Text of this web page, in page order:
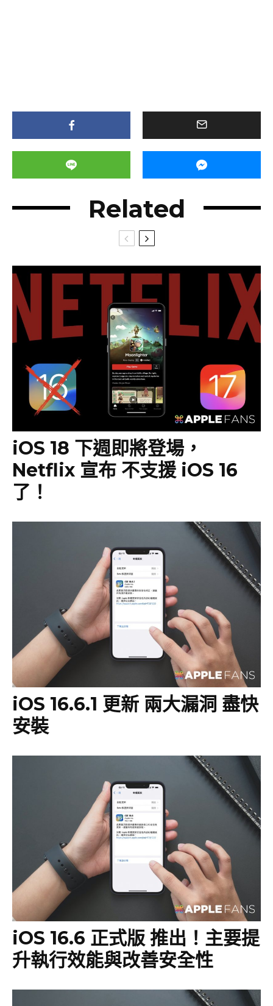
Related
iOS 18 下週即將登場，
Netflix 宣布 不支援 iOS 16
了！
iOS 16.6.1 更新 兩大漏洞 盡快
安裝
iOS 16.6 正式版 推出！主要提
升執行效能與改善安全性